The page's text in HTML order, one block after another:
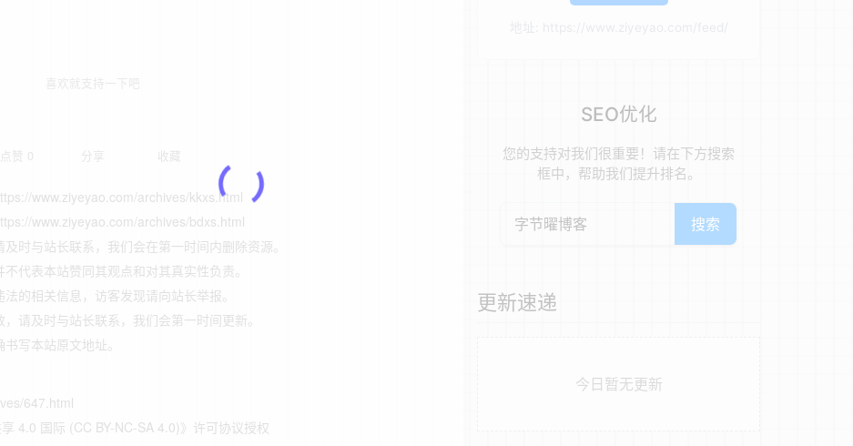
点赞 0 分享 收藏
www.ziyeyao.com/archives/kkxs.html
www.ziyeyao.com/archives/bdxs.html
时与站长联系，我们会在第一时间内删除资源。
代表本站赞同其观点和对其真实性负责。
的相关信息，访客发现请向站长举报。
请及时与站长联系，我们会第一时间更新。
写本站原文地址。
647.html
4.0 国际 (CC BY-NC-SA 4.0)》许可协议授权
SEO优化
您的支持对我们很重要！请在下方搜索
框中，帮助我们提升排名。
搜索
更新速递
今日暂无更新